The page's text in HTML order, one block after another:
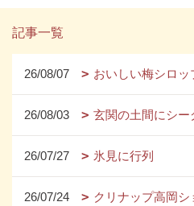
記事一覧
26/08/07 おいしい梅シロッ
26/08/03 玄関の土間にシー
26/07/27 氷見に行列
26/07/24
クリナップ高岡